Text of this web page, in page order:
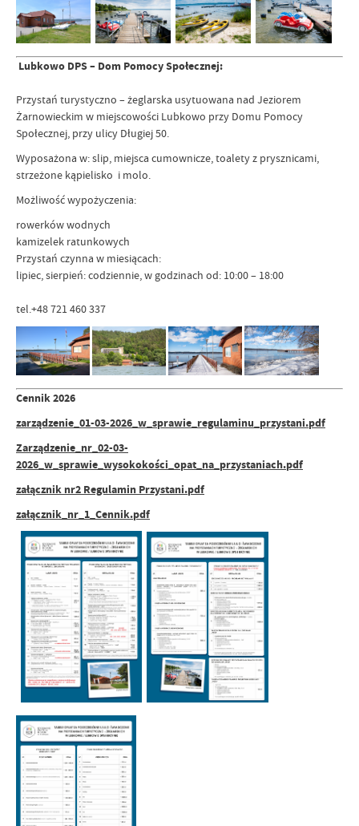
Lubkowo DPS – Dom Pomocy Społecznej:
Przystań turystyczno – żeglarska usytuowana nad Jeziorem
Żarnowieckim w miejscowości Lubkowo przy Domu Pomocy
Społecznej, przy ulicy Długiej 50.
Wyposażona w: slip, miejsca cumownicze, toalety z prysznicami,
strzeżone kąpielisko i molo.
Możliwość wypożyczenia:
rowerków wodnych
kamizelek ratunkowych
Przystań czynna w miesiącach:
lipiec, sierpień: codziennie, w godzinach od: 10:00 – 18:00
tel.+48 721 460 337
Cennik 2026
zarządzenie_01-03-2026_w_sprawie_regulaminu_przystani.pdf
Zarządzenie_nr_02-03-
2026_w_sprawie_wysokokości_opat_na_przystaniach.pdf
załącznik nr2 Regulamin Przystani.pdf
załącznik_nr_1_Cennik.pdf